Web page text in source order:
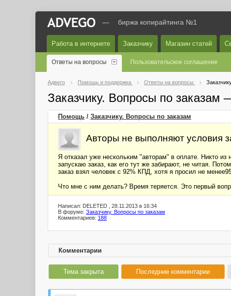
— биржа копирайтинга №1
Работа в интернете Заказчику Магазин статей
Ответы на вопросы Пользовательское соглашение
Адвего Помощь и поддержка Ответы на вопросы
Заказчику. Вопросы по
Помощь / Заказчику. Вопросы по заказам
Авторы не выполняют условия
Я отказал уже нескольким "авторам" в оплате. Никто
запускаю заказ, как его тут же забирают, не читая.
заказ взял человек с 92% КПД, хотя я просил не
Что мне с ним делать? Время теряется. Это первый
Написал: DELETED , 28.11.2013 в 16:34
В форуме: Заказчику. Вопросы по заказам
Комментариев: 188
Комментарии
Тема закрыта Последние комментарии